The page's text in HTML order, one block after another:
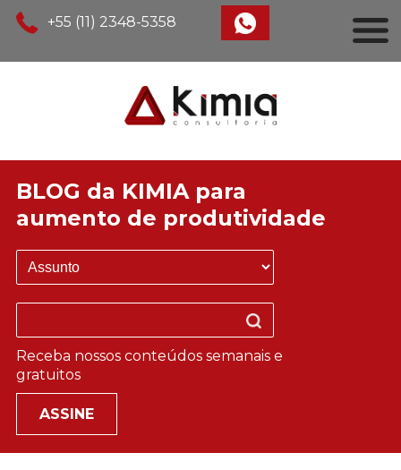
+55 (11) 2348-5358
BLOG da KIMIA para
aumento de produtividade
Receba nossos conteúdos semanais e
gratuitos
ASSINE